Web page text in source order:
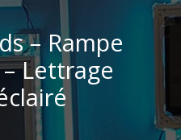
– Rampe
Lettrage